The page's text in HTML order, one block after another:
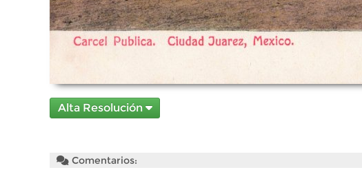
Alta Resolución
Comentarios: